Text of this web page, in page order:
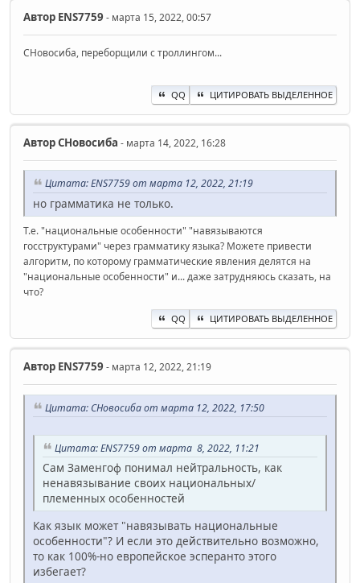
Автор ENS7759 - марта 15, 2022, 00:57
СНовосиба, переборщили с троллингом...
QQ ЦИТИРОВАТЬ ВЫДЕЛЕННОЕ
АвторСНовосиба - марта 14, 2022, 16:28
Цитата: ENS7759 от марта 12, 2022, 21:19
но грамматика не только.
Т.е. "национальные особенности" "навязываются
госструктурами" через грамматику языка? Можете привести
алгоритм, по которому грамматические явления делятся на
"национальные особенности" и... даже затрудняюсь сказать, на
что?
QQ ЦИТИРОВАТЬ ВЫДЕЛЕННОЕ
Автор ENS7759 - марта 12, 2022, 21:19
Цитата: СНовосиба от марта 12, 2022, 17:50
Цитата: ENS7759 от марта 8, 2022, 11:21
Сам Заменгоф понимал нейтральность, как
ненавязывание своих национальных/
племенных особенностей
Как язык может "навязывать национальные
особенности"? И если это действительно возможно,
то как 100%-но европейское эсперанто этого
избегает?